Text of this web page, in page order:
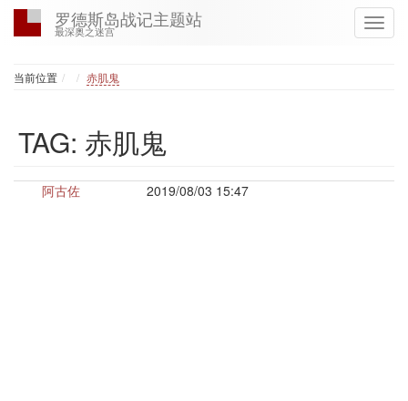
罗德斯岛战记主题站
最深奥之迷宫
当前位置 Home
赤肌鬼
TAG: 赤肌鬼
阿古佐 2019/08/03 15:47